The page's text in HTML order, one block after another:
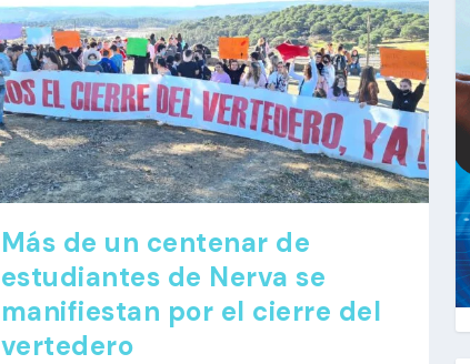
Más de un centenar de
estudiantes de Nerva se
manifiestan por el cierre del
vertedero